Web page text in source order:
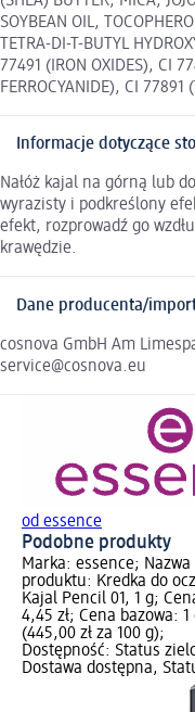
SOYBEAN OIL,
TETRA-DI-T-BUTYL
77491 (IRON OXIDES), CI
FERROCYANIDE), CI 77891
Informacje dotyczące
Nałóż kajal na górną lub
wyrazisty i podkreślony
efekt, rozprowadź go
krawędzie.
Dane producenta/
cosnova GmbH Am
service@cosnova.eu
od essence
Podobne produkty
Marka: essence; Nazwa
produktu: Kredka do
Kajal Pencil 01, 1 g;
4,45 zł; Cena bazowa: 1
(445,00 zł za 100 g);
Dostępność: Status
Dostawa dostępna,